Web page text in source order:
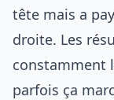
tête mais a
droite. Les
constamment
parfois ça